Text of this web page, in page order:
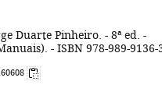
Duarte Pinheiro. - 8ª ed. -
- ISBN 978-989-9136-